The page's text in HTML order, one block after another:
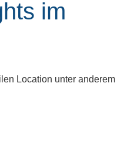
im
Location unter anderem